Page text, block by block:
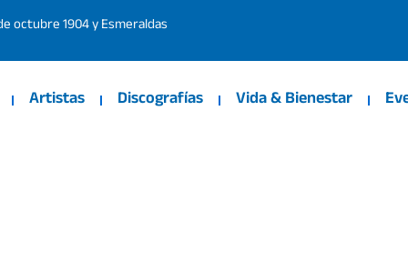
octubre 1904 y Esmeraldas
Artistas Discografías Vida & Bienestar